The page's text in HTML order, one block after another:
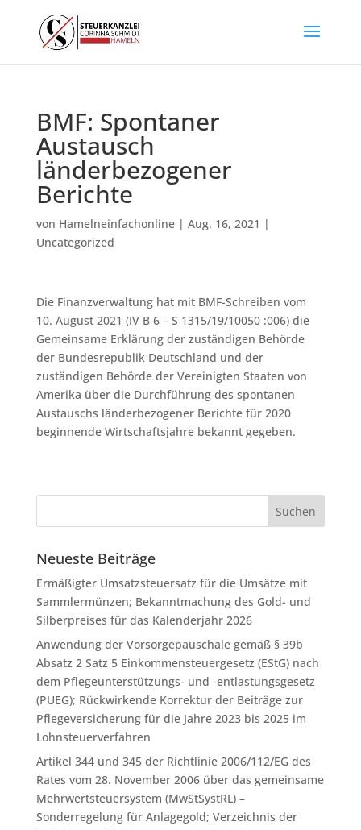
BMF: Spontaner
Austausch
länderbezogener
Berichte
von Hamelneinfachonline| Aug. 16, 2021 |
Uncategorized
Die Finanzverwaltung hat mit BMF-Schreiben vom
10. August 2021 (IV B 6 – S 1315/19/10050 :006) die
Gemeinsame Erklärung der zuständigen Behörde
der Bundesrepublik Deutschland und der
zuständigen Behörde der Vereinigten Staaten von
Amerika über die Durchführung des spontanen
Austauschs länderbezogener Berichte für 2020
beginnende Wirtschaftsjahre bekannt gegeben.
Neueste Beiträge
Ermäßigter Umsatzsteuersatz für die Umsätze mit
Sammlermünzen; Bekanntmachung des Gold- und
Silberpreises für das Kalenderjahr 2026
Anwendung der Vorsorgepauschale gemäß § 39b
Absatz 2 Satz 5 Einkommensteuergesetz (EStG) nach
dem Pflegeunterstützungs- und -entlastungsgesetz
(PUEG); Rückwirkende Korrektur der Beiträge zur
Pflegeversicherung für die Jahre 2023 bis 2025 im
Lohnsteuerverfahren
Artikel 344 und 345 der Richtlinie 2006/112/EG des
Rates vom 28. November 2006 über das gemeinsame
Mehrwertsteuersystem (MwStSystRL) –
Sonderregelung für Anlagegold; Verzeichnis der